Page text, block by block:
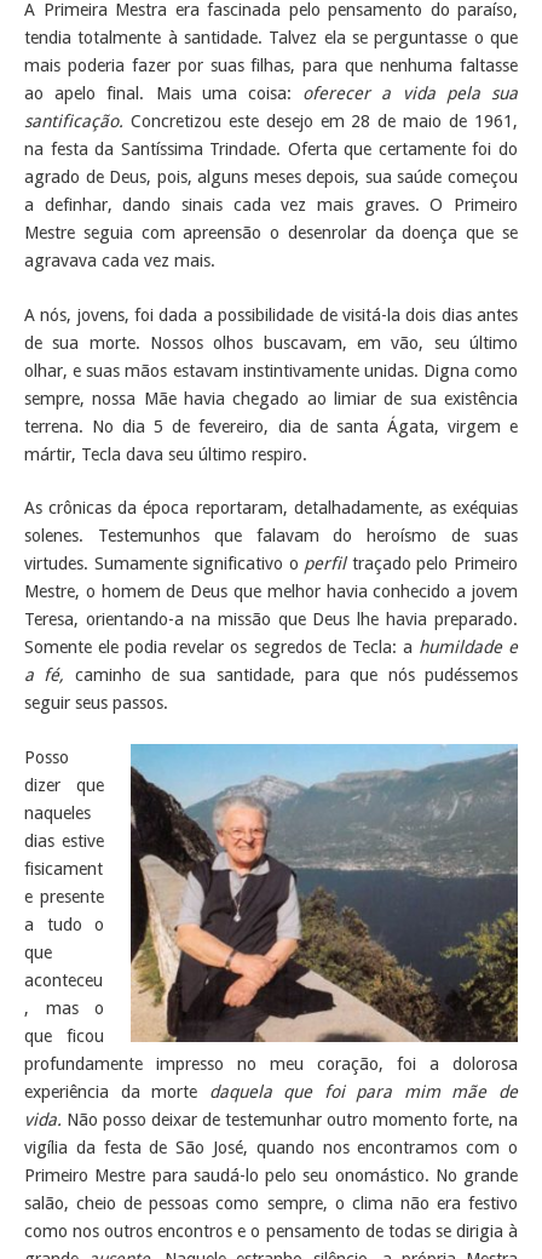
A Primeira Mestra era fascinada pelo pensamento do paraíso,
tendia totalmente à santidade. Talvez ela se perguntasse o que
mais poderia fazer por suas filhas, para que nenhuma faltasse
ao apelo final. Mais uma coisa: oferecer a vida pela sua
santificação. Concretizou este desejo em 28 de maio de 1961,
na festa da Santíssima Trindade. Oferta que certamente foi do
agrado de Deus, pois, alguns meses depois, sua saúde começou
a definhar, dando sinais cada vez mais graves. O Primeiro
Mestre seguia com apreensão o desenrolar da doença que se
agravava cada vez mais.
A nós, jovens, foi dada a possibilidade de visitá-la dois dias antes
de sua morte. Nossos olhos buscavam, em vão, seu último
olhar, e suas mãos estavam instintivamente unidas. Digna como
sempre, nossa Mãe havia chegado ao limiar de sua existência
terrena. No dia 5 de fevereiro, dia de santa Ágata, virgem e
mártir, Tecla dava seu último respiro.
As crônicas da época reportaram, detalhadamente, as exéquias
solenes. Testemunhos que falavam do heroísmo de suas
virtudes. Sumamente significativo o perfil traçado pelo Primeiro
Mestre, o homem de Deus que melhor havia conhecido a jovem
Teresa, orientando-a na missão que Deus lhe havia preparado.
Somente ele podia revelar os segredos de Tecla: a humildade e
a fé, caminho de sua santidade, para que nós pudéssemos
seguir seus passos.
Posso
dizer que
naqueles
dias estive
fisicament
e presente
a tudo o
que
aconteceu
, mas o
que ficou
profundamente impresso no meu coração, foi a dolorosa
experiência da morte daquela que foi para mim mãe de
vida. Não posso deixar de testemunhar outro momento forte, na
vigília da festa de São José, quando nos encontramos com o
Primeiro Mestre para saudá-lo pelo seu onomástico. No grande
salão, cheio de pessoas como sempre, o clima não era festivo
como nos outros encontros e o pensamento de todas se dirigia à